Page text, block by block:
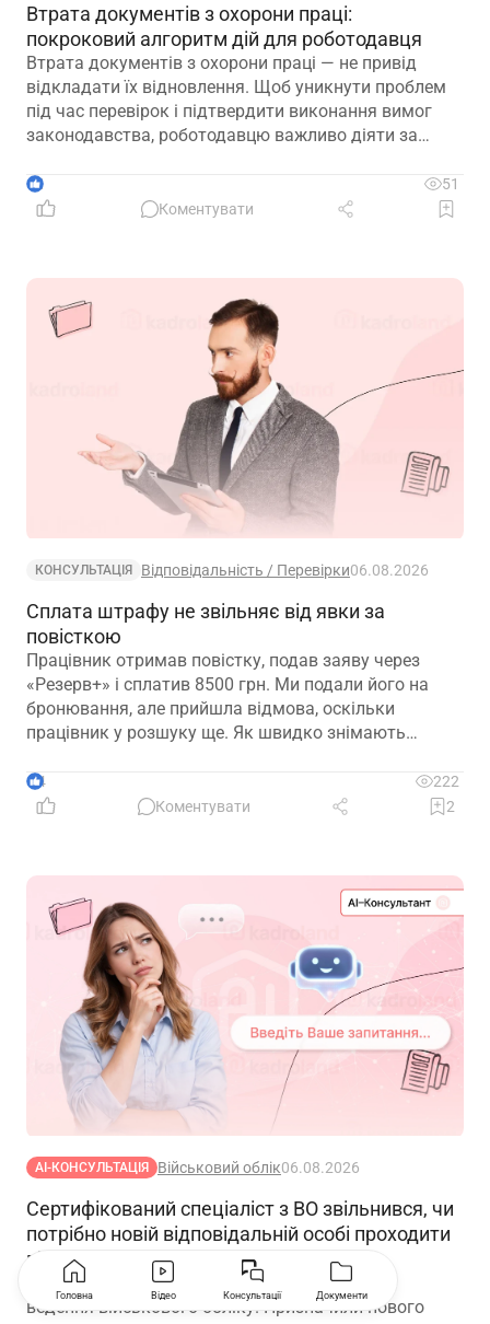
Втрата документів з охорони праці:
покроковий алгоритм дій для роботодавця
Втрата документів з охорони праці — не привід
відкладати їх відновлення. Щоб уникнути проблем
під час перевірок і підтвердити виконання вимог
законодавства, роботодавцю важливо діяти за
відновити ключові документи та подбати про їх
надійне зберігання в майбутньому
1
51
Коментувати
КОНСУЛЬТАЦІЯ Відповідальність / Перевірки06.08.2026
Сплата штрафу не звільняє від явки за
повісткою
Працівник отримав повістку, подав заяву через
«Резерв+» і сплатив 8500 грн. Ми подали його на
бронювання, але прийшла відмова, оскільки
працівник у розшуку ще. Як швидко знімають
4
222
Коментувати
2
АІ-КОНСУЛЬТАЦІЯ Військовий облік06.08.2026
Сертифікований спеціаліст з ВО звільнився, чи
потрібно новій відповідальній особі проходити
підвищення кваліфікації
В липні звільнилася особа, відповідальна за
ведення військового обліку. Призначили нового
Головна Відео Консультації Документи